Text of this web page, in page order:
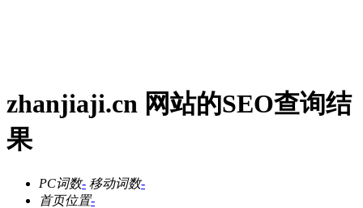
zhanjiaji.cn 网站的SEO查询结
果
PC词数- 移动词数-
首页位置-